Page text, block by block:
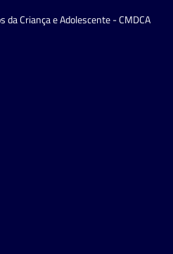
da Criança e Adolescente - CMDCA